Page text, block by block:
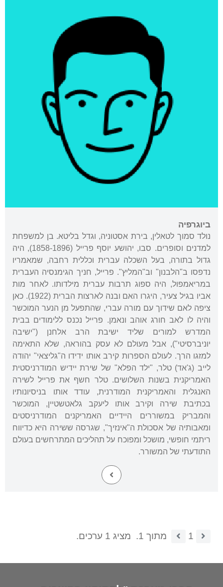
ביוגרפיה
נולד סמוך לטאלין, בירת אסטוניה, וגדל בליטא. בן למשפחת
למדנים וסופרים. סבו, יהושע יוסף פרייל (1858-1896), היה
גדול בתורה, בעל השכלה עברית וכללית רחבה, שמאמריו
נדפסו ב"הלבנון" וב"המליץ". פרייל, חניך הגימנסיה העברית
במריאמפול, היה ספוג תרבות עברית מילדותו. לאחר מות
אביו בגיל צעיר, היגרו האם ובנה לארצות הברית (1922). כאן
ציפה לאם שידוך עם מורה עברי, שהתפעל מן הנער המוכשר
והיה לו לאב חורג אוהב ונאמן. פרייל נכנס ללימודים בבית
המדרש למורים שליד ישיבת הרב אלחנן ("ישיבה
יוניברסיטי"), אבל מעולם לא עסק בהוראה, שלא התאימה
למזגו הרך. לעולם הספרות קירב אותו ידידו ה"גליצאי" יהודה
לייב (ג'אד) טלר, "ילד הפלא" של שירת יידיש המודרניסטית
האמריקנית בשנות השלושים. טלר חשף את פרייל לשירה
האנגלית והאמריקנית המודרנית, עודד אותו בניסיונותיו
בכתיבת שירה וקירב אותו ליעקב גלאטשטיין, המוכשר
והמבריק במשוררים היידיים האמריקנים המודרניסטים
ומאבותיה של אסכולת ה"אינזיך", שגרסה ששירה היא כדיווח
ריתמי חופשי, מושכל ומפוכח על תהליכים המתרחשים בעולם
התודעתי של המשורר.
1 מתוך 1. מציג 1 ערכים.